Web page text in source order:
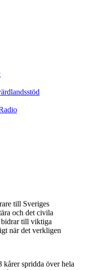
till Sveriges
och det civila
bidrar till viktiga
när det verkligen
kårer spridda över hela